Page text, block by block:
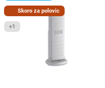
Skoro za polovic
+1